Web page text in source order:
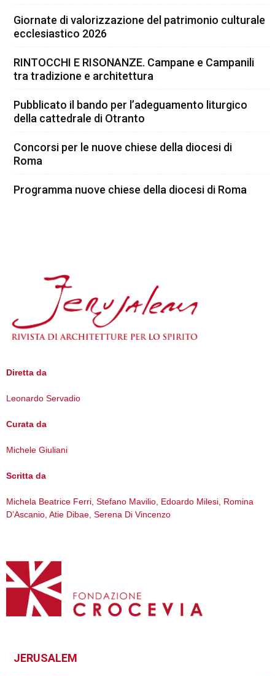
Giornate di valorizzazione del patrimonio culturale
ecclesiastico 2026
RINTOCCHI E RISONANZE. Campane e Campanili
tra tradizione e architettura
Pubblicato il bando per l’adeguamento liturgico
della cattedrale di Otranto
Concorsi per le nuove chiese della diocesi di
Roma
Programma nuove chiese della diocesi di Roma
Diretta da
Leonardo Servadio
Curata da
Michele Giuliani
Scritta da
Michela Beatrice Ferri, Stefano Mavilio, Edoardo Milesi, Romina
D’Ascanio, Atie Dibae, Serena Di Vincenzo
JERUSALEM